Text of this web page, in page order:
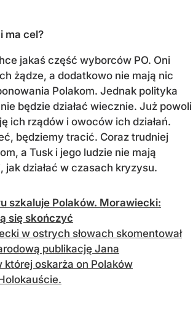
ma cel?
jakaś część wyborców PO. Oni
żądze, a dodatkowo nie mają nic
Polakom. Jednak polityka
będzie działać wiecznie. Już powoli
ich rządów i owoców ich działań.
będziemy tracić. Coraz trudniej
a Tusk i jego ludzie nie mają
jak działać w czasach kryzysu.
szkaluje Polaków. Morawiecki:
się skończyć
w ostrych słowach skomentował
publikację Jana
której oskarża on Polaków